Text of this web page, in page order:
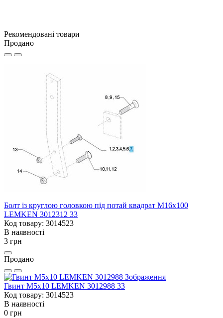
Рекомендовані товари
Продано
Болт із круглою головкою під потай квадрат M16x100
LEMKEN 3012312 33
Код товару: 3014523
В наявності
3 грн
Продано
Гвинт M5x10 LEMKEN 3012988 33
Код товару: 3014523
В наявності
0 грн